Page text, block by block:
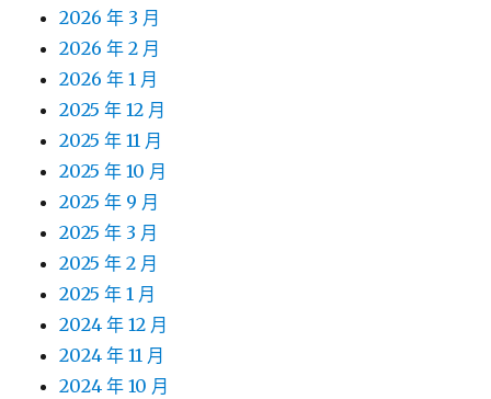
2026 年 3 月
2026 年 2 月
2026 年 1 月
2025 年 12 月
2025 年 11 月
2025 年 10 月
2025 年 9 月
2025 年 3 月
2025 年 2 月
2025 年 1 月
2024 年 12 月
2024 年 11 月
2024 年 10 月